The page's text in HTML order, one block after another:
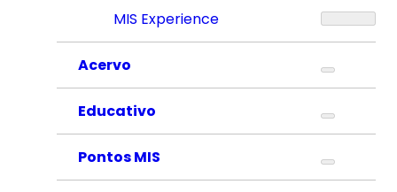
MIS Experience
Acervo
Educativo
Pontos MIS